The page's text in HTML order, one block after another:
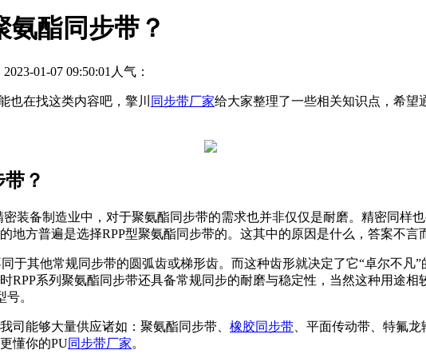
氨酯同步带？
01-07 09:50:01 人气：
也在找这类内容吧，擎川 同步带厂家给大家整理了一些相关知识点，希望
？
装备制造业中，对于聚氨酯同步带的需求也并非仅仅是耐磨。精密同样
方普遍是选择RPP型聚氨酯同步带的。这其中的原因是什么，答案不言
于其他常规同步带的圆弧齿或梯形齿。而这种齿形就决定了它“卓尔不凡
RPP系列聚氨酯同步带还具备常规同步的耐磨与稳定性，当然这种用途相
。
司能够大量供应诸如：聚氨酯同步带、 橡胶同步带 、平面传动带、特氟
懂你的PU同步带厂家。